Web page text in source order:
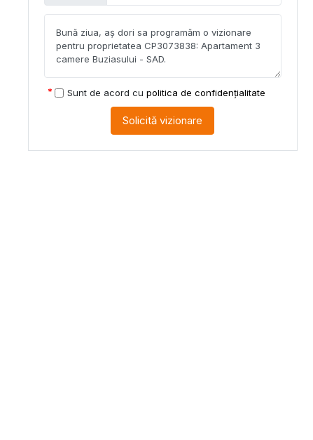
Sunt de acord cu politica de confidențialitate
Solicită vizionare